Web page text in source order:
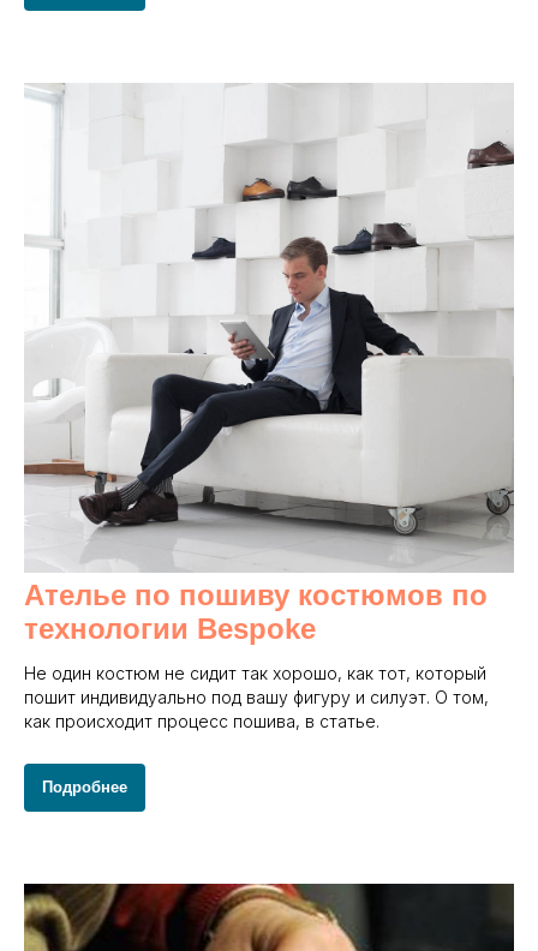
Ателье по пошиву костюмов по
технологии Bespoke
Не один костюм не сидит так хорошо, как тот, который
пошит индивидуально под вашу фигуру и силуэт. О том,
как происходит процесс пошива, в статье.
Подробнее